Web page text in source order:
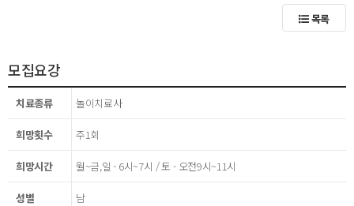
목록
모집요강
치료종류 놀이치료사
희망횟수 주1회
희망시간 월~금,일 - 6시~7시 / 토 - 오전9시~11시
성별 남